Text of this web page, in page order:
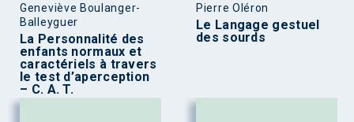
Geneviève Boulanger-
Balleyguer
La Personnalité des
enfants normaux et
caractériels à travers
le test d’aperception
– C. A. T.
Pierre Oléron
Le Langage gestuel
des sourds